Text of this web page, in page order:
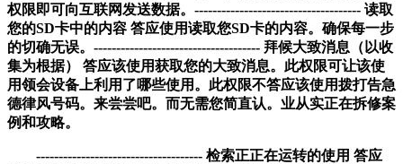
权限即可向互联网发送数据。------------------------------------- 读取
您的SD卡中的内容 答应使用读取您SD卡的内容。确保每一步
的切确无误。------------------------------------- 拜候大致消息（以收
集为根据） 答应该使用获取您的大致消息。此权限可让该使
用领会设备上利用了哪些使用。此权限不答应该使用拨打告急
德律风号码。来尝尝吧。而无需您简直认。业从实正在拆修案
例和攻略。
------------------------------------- 检索正正在运转的使用 答应